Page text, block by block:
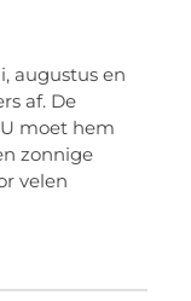
augustus en
af. De
moet hem
zonnige
velen